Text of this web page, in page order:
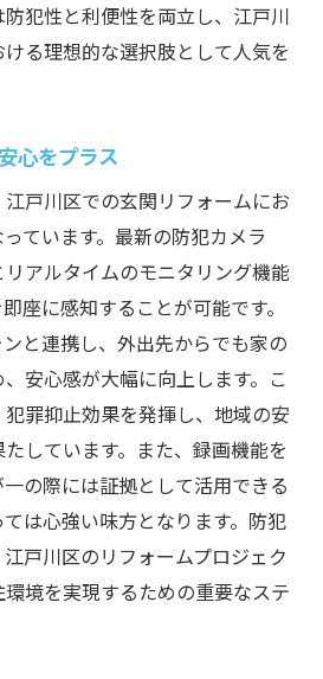
犯性と利便性を両立し、江戸川
る理想的な選択肢として人気を
心をプラス
戸川区での玄関リフォームにお
ています。最新の防犯カメラ
アルタイムのモニタリング機能
座に感知することが可能です。
と連携し、外出先からでも家の
安心感が大幅に向上します。こ
罪抑止効果を発揮し、地域の安
しています。また、録画機能を
の際には証拠として活用できる
は心強い味方となります。防犯
戸川区のリフォームプロジェク
境を実現するための重要なステ